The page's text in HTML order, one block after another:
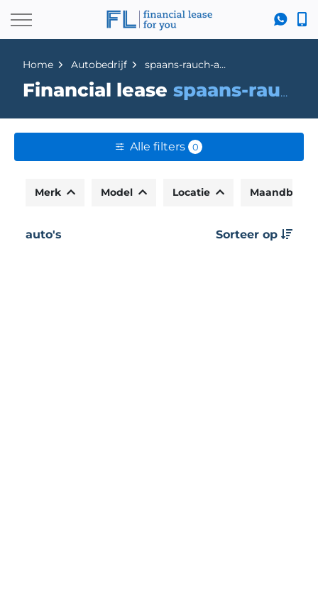
Home Autobedrijf spaans-rauch-automotive
Financial leasespaans-rauch-automotive
Alle filters 0
Merk Model Locatie
auto's Sorteer op